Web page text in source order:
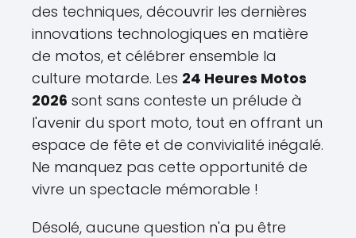
des techniques, découvrir les dernières
innovations technologiques en matière
de motos, et célébrer ensemble la
culture motarde. Les 24 Heures Motos
2026 sont sans conteste un prélude à
l'avenir du sport moto, tout en offrant un
espace de fête et de convivialité inégalé.
Ne manquez pas cette opportunité de
vivre un spectacle mémorable !
Désolé, aucune question n'a pu être